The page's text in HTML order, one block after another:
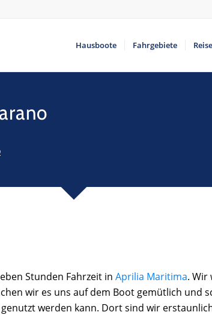
Hausboote Fahrgebiete
Stunden Fahrzeit in Aprilia Maritima. Wir
wir es uns auf dem Boot gemütlich und
werden kann. Dort sind wir